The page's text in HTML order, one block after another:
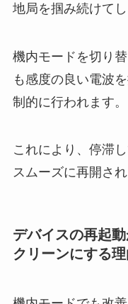
地局を掴み続けて
機内モードを切り
も感度の良い電波
制的に行われます。
これにより、停滞
スムーズに再開さ
デバイスの再起
クリーンにする